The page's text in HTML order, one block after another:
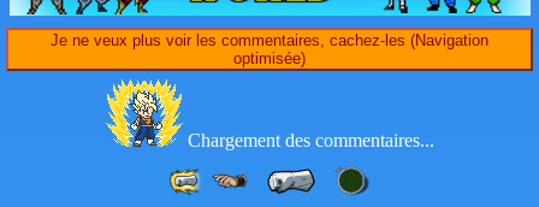
Je ne veux plus voir les commentaires, cachez-les (Navigation
optimisée)
Chargement des commentaires...